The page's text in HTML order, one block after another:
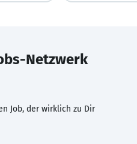
Netzwerk
Job, der wirklich zu Dir